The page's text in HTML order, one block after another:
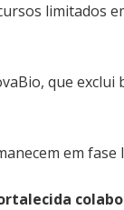
limitados
que
em